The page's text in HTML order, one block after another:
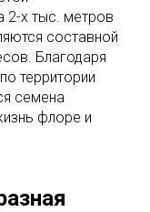
2-х тыс. метров
составной
Благодаря
территории
семена
флоре и